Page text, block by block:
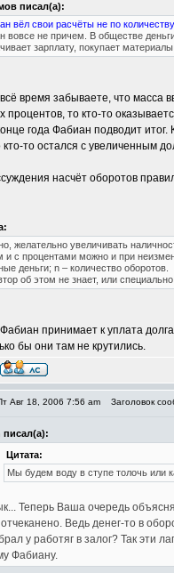
писал(а):
вёл свои расчёты не по
вовсе не причем. В обществе
зарплату, покупает
время забываете, что масса
процентов, то кто-то
года Фабиан подводит
кто-то остался с увеличенным
насчёт оборотов
желательно увеличивать
и с процентами можно и при
деньги; n – количество оборотов.
об этом не знает, или
принимает к уплата
бы они там не крутились.
Авг 18, 2006 7:56 am Заголовок
писал(а):
Цитата:
Мы будем воду в ступе толочь или
Теперь Ваша очередь
Ведь денег-то в
у работяг в залог? Так эти
Фабиану.